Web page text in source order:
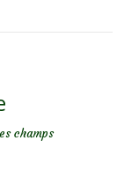
champs